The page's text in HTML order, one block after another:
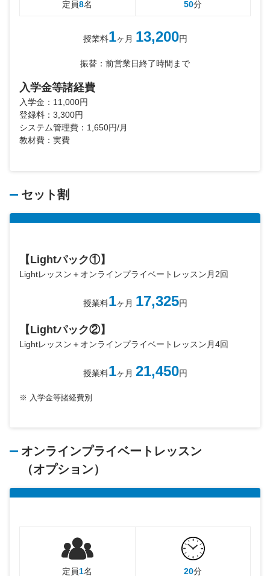
定員8名 50分
授業料1ヶ月 13,200円
振替：前営業日終了時間まで
入学金等諸経費
入学金：11,000円
登録料：3,300円
システム管理費：1,650円/月
教材費：実費
セット割
【Lightパック①】
Lightレッスン＋オンラインプライベートレッスン月2回
授業料1ヶ月 17,325円
【Lightパック②】
Lightレッスン＋オンラインプライベートレッスン月4回
授業料1ヶ月 21,450円
※ 入学金等諸経費別
オンラインプライベートレッスン
（オプション）
定員1名 20分